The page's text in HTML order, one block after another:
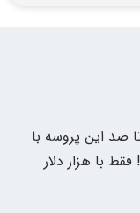
صد این پروسه با
با هزار دلار